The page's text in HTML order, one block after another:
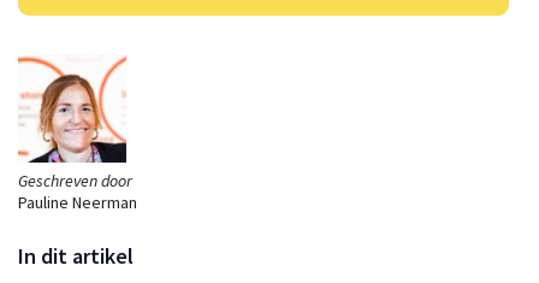
Geschreven door
Pauline Neerman
In dit artikel